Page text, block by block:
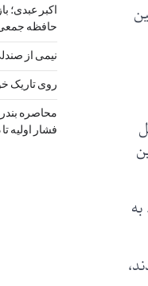
اکبر عبدی؛
حافظه
نیمی از
روی تاریک
محاصره
فشار اولیه